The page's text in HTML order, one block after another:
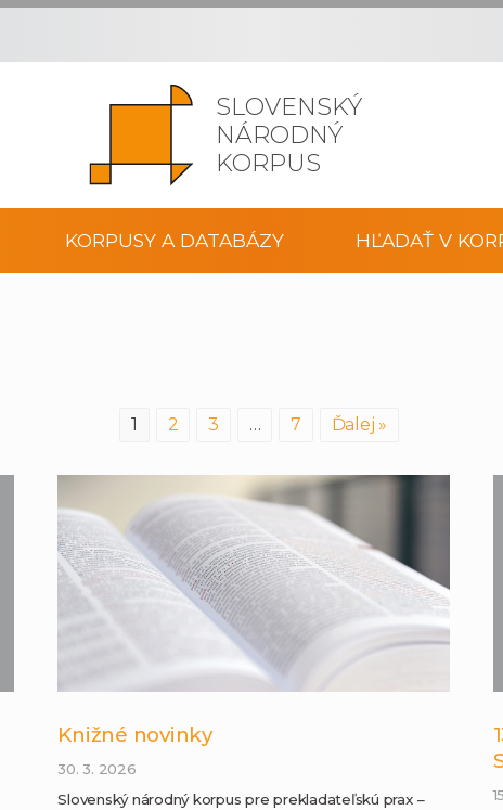
SLOVENSKÝ
NÁRODNÝ
KORPUS
KORPUSY A DATABÁZY HĽADAŤ V
1 2 3 … 7 Ďalej »
Knižné novinky
30. 3. 2026
Slovenský národný korpus pre prekladateľskú prax –